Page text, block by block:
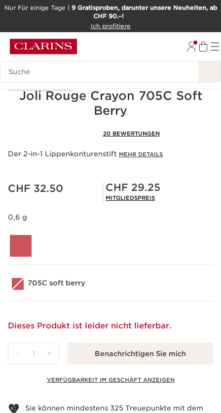
BARRIEREFREIHEITSWERKZEUG
Nur Für einige Tage | 9 Gratisproben, darunter unsere Neuheiten, ab
CHF 90.–!
Ich profitiere
Legende suchen
Joli Rouge Crayon 705C Soft
Berry
20 BEWERTUNGEN
Der 2-in-1 Lippenkonturenstift MEHR DETAILS
Aktueller Preis CHF 32.50
CHF 32.50 Mitgliederpreis CHF 29.25
CHF 29.25
MITGLIEDSPREIS
0,6 g
705C soft berry
Dieses Produkt ist leider nicht lieferbar.
- 1 + Benachrichtigen Sie mich
VERFÜGBARKEIT IM GESCHÄFT ANZEIGEN
Sie können mindestens 325 Treuepunkte mit dem